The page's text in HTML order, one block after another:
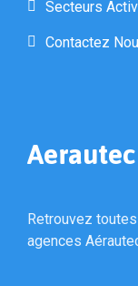
Secteurs
Contactez
Retrouvez
agences